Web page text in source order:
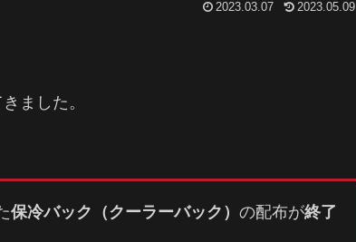
2023.03.07 2023.05.09
ました。
保冷バック（クーラーバック） の配布が終了